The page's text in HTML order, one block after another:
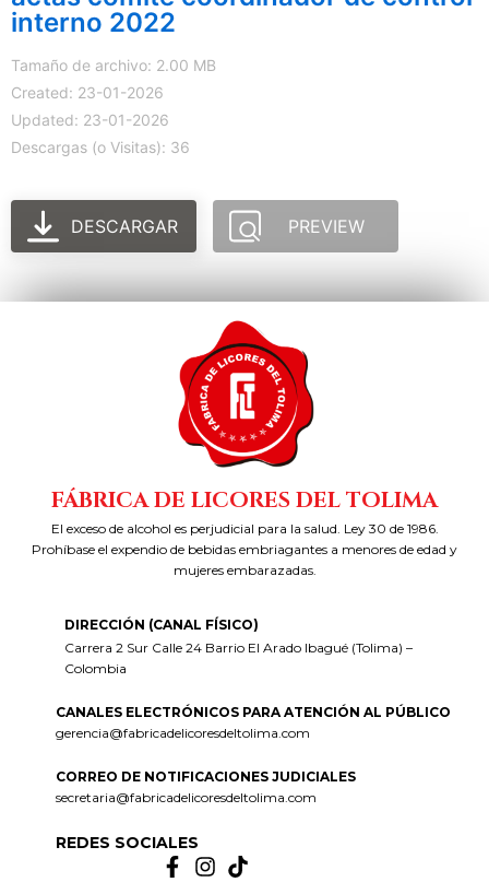
interno 2022
Tamaño de archivo: 2.00 MB
Created: 23-01-2026
Updated: 23-01-2026
Descargas (o Visitas): 36
DESCARGAR PREVIEW
FÁBRICA DE LICORES DEL TOLIMA
El exceso de alcohol es perjudicial para la salud. Ley 30 de 1986.
Prohíbase el expendio de bebidas embriagantes a menores de edad y
mujeres embarazadas.
DIRECCIÓN (CANAL FÍSICO)
Carrera 2 Sur Calle 24 Barrio El Arado Ibagué (Tolima) –
Colombia
CANALES ELECTRÓNICOS PARA ATENCIÓN AL PÚBLICO
gerencia@fabricadelicoresdeltolima.com
CORREO DE NOTIFICACIONES JUDICIALES
secretaria@fabricadelicoresdeltolima.com
REDES SOCIALES